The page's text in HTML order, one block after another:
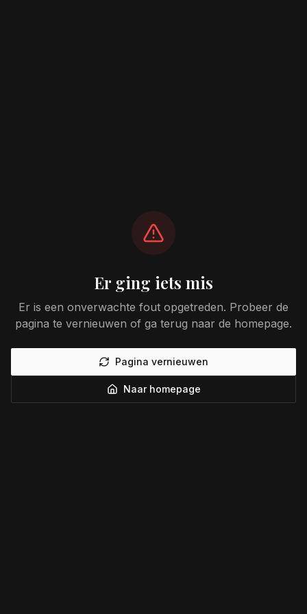
Er ging iets mis
Er is een onverwachte fout opgetreden. Probeer de
pagina te vernieuwen of ga terug naar de homepage.
Pagina vernieuwen
Naar homepage